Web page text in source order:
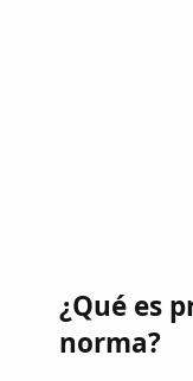
¿Qué es
norma?